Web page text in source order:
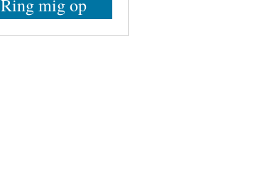
Ring mig op